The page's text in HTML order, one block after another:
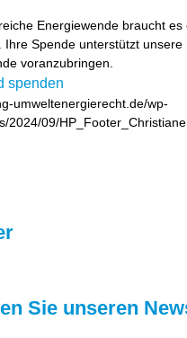
Energiewende braucht es
Ihre Spende unterstützt unsere
voranzubringen.
spenden
Sie unseren